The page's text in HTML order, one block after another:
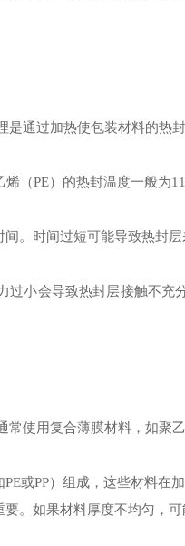
通过加热使包装材料的热
PE）的热封温度一般为
。时间过短可能导致热封
小会导致热封层接触不
使用复合薄膜材料，如聚
或PP）组成，这些材料在
。如果材料厚度不均匀，